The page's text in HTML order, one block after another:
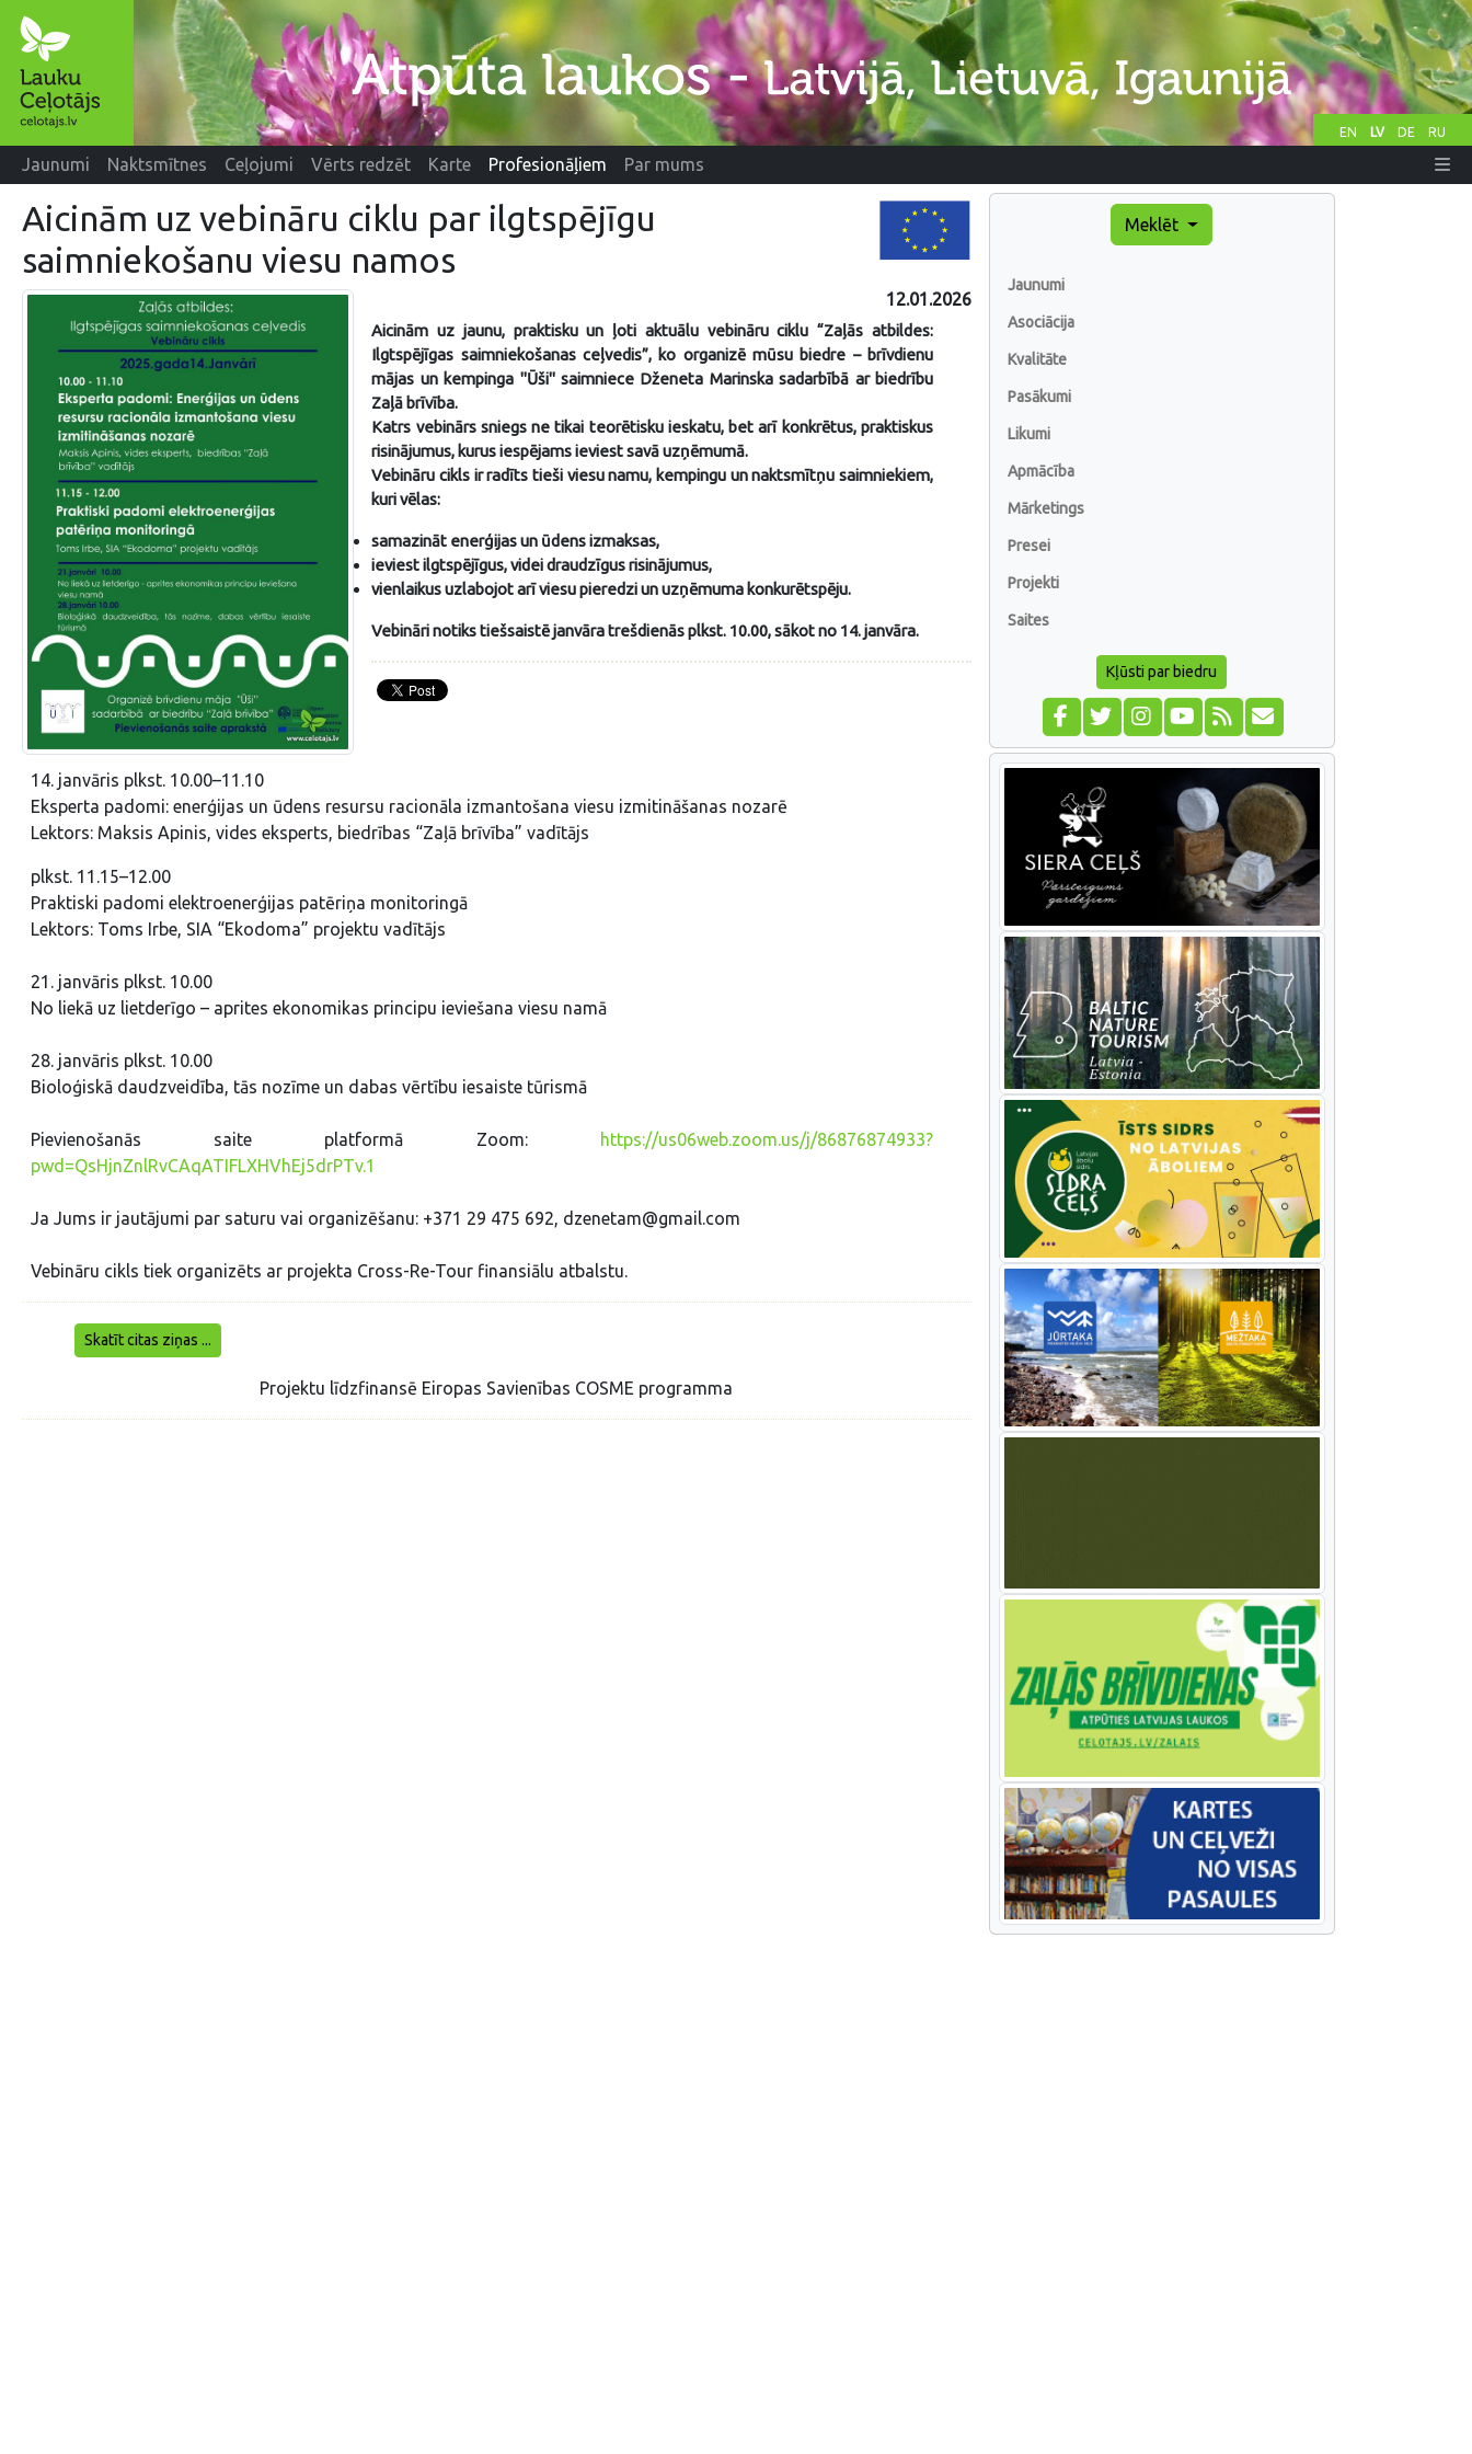
EN LV DE RU
Jaunumi Naktsmītnes Ceļojumi Vērts redzēt Karte Profesionāļiem Par mums
Aicinām uz vebināru ciklu par ilgtspējīgu
saimniekošanu viesu namos
12.01.2026
Aicinām uz jaunu, praktisku un ļoti aktuālu vebināru ciklu “Zaļās atbildes:
Ilgtspējīgas saimniekošanas ceļvedis”, ko organizē mūsu biedre – brīvdienu
mājas un kempinga "Ūši" saimniece Dženeta Marinska sadarbībā ar biedrību
Zaļā brīvība.
Katrs vebinārs sniegs ne tikai teorētisku ieskatu, bet arī konkrētus, praktiskus
risinājumus, kurus iespējams ieviest savā uzņēmumā.
Vebināru cikls ir radīts tieši viesu namu, kempingu un naktsmītņu saimniekiem,
kuri vēlas:
samazināt enerģijas un ūdens izmaksas,
ieviest ilgtspējīgus, videi draudzīgus risinājumus,
vienlaikus uzlabojot arī viesu pieredzi un uzņēmuma konkurētspēju.
Vebināri notiks tiešsaistē janvāra trešdienās plkst. 10.00, sākot no 14. janvāra.
14. janvāris plkst. 10.00–11.10
Eksperta padomi: enerģijas un ūdens resursu racionāla izmantošana viesu izmitināšanas nozarē
Lektors: Maksis Apinis, vides eksperts, biedrības “Zaļā brīvība” vadītājs
plkst. 11.15–12.00
Praktiski padomi elektroenerģijas patēriņa monitoringā
Lektors: Toms Irbe, SIA “Ekodoma” projektu vadītājs
21. janvāris plkst. 10.00
No liekā uz lietderīgo – aprites ekonomikas principu ieviešana viesu namā
28. janvāris plkst. 10.00
Bioloģiskā daudzveidība, tās nozīme un dabas vērtību iesaiste tūrismā
Pievienošanās saite platformā Zoom:
https://us06web.zoom.us/j/86876874933?
pwd=QsHjnZnlRvCAqATIFLXHVhEj5drPTv.1
Ja Jums ir jautājumi par saturu vai organizēšanu: +371 29 475 692, dzenetam@gmail.com
Vebināru cikls tiek organizēts ar projekta Cross-Re-Tour finansiālu atbalstu.
Skatīt citas ziņas ...
Projektu līdzfinansē Eiropas Savienības COSME programma
Meklēt
Jaunumi
Asociācija
Kvalitāte
Pasākumi
Likumi
Apmācība
Mārketings
Presei
Projekti
Saites
Kļūsti par biedru